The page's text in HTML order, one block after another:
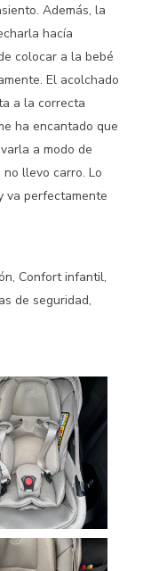
Además, la
hacía
colocar a la bebé
El acolchado
a la correcta
ha encantado que
a modo de
llevo carro. Lo
va perfectamente
Confort infantil,
de seguridad,